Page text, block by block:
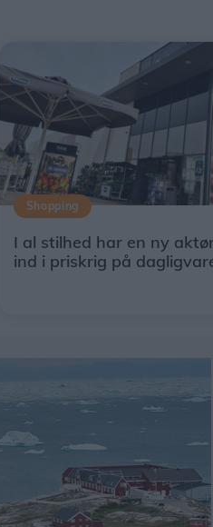
Shopping
I al stilhed har en ny
ind i priskrig på